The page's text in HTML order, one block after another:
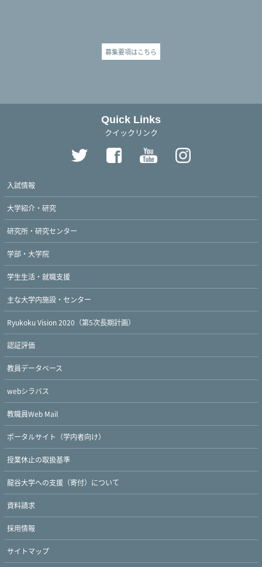
募集要項はこちら
Quick Links
クイックリンク
入試情報
大学紹介・研究
研究所・研究センター
学部・大学院
学生生活・就職支援
主な大学内施設・センター
Ryukoku Vision 2020（第5次長期計画）
認証評価
教員データベース
webシラバス
教職員Web Mail
ポータルサイト（学内者向け）
授業休止の取扱基準
龍谷大学への支援（寄付）について
資料請求
採用情報
サイトマップ